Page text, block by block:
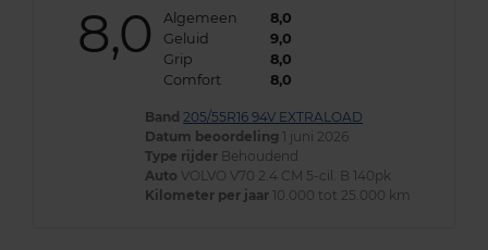
8,0 Algemeen
8,0
Geluid
9,0
Grip
8,0
Comfort
8,0
Band 205/55R16 94V EXTRALOAD
Datum beoordeling 1 juni 2026
Type rijder Behoudend
Auto VOLVO V70 2.4 CM 5-cil. B 140pk
Kilometer per jaar 10.000 tot 25.000 km